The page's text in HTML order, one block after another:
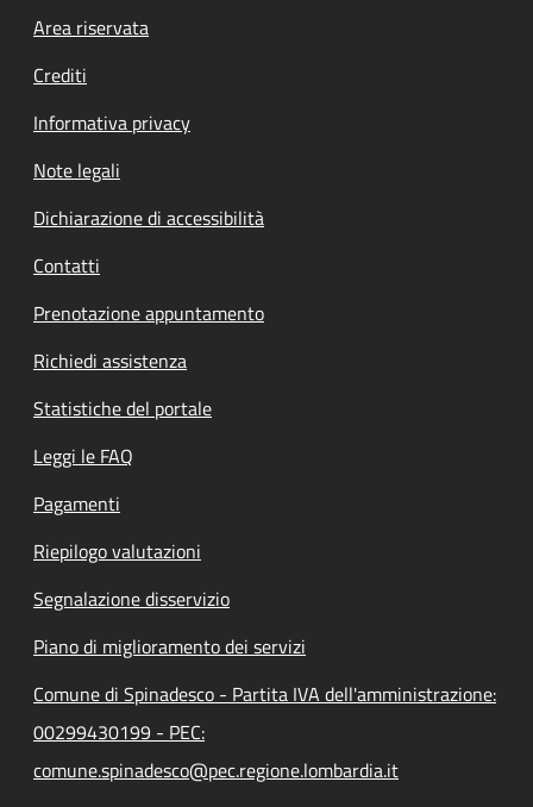
Footer menu
Area riservata
Crediti
Informativa privacy
Note legali
Dichiarazione di accessibilità
Contatti
Prenotazione appuntamento
Richiedi assistenza
Statistiche del portale
Leggi le FAQ
Pagamenti
Riepilogo valutazioni
Segnalazione disservizio
Piano di miglioramento dei servizi
Comune di Spinadesco - Partita IVA dell'amministrazione:
00299430199 - PEC:
comune.spinadesco@pec.regione.lombardia.it